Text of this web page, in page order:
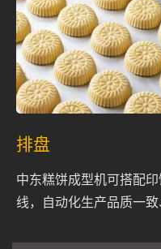
排盘
中东糕饼成型机可搭配
线，自动化生产品质一